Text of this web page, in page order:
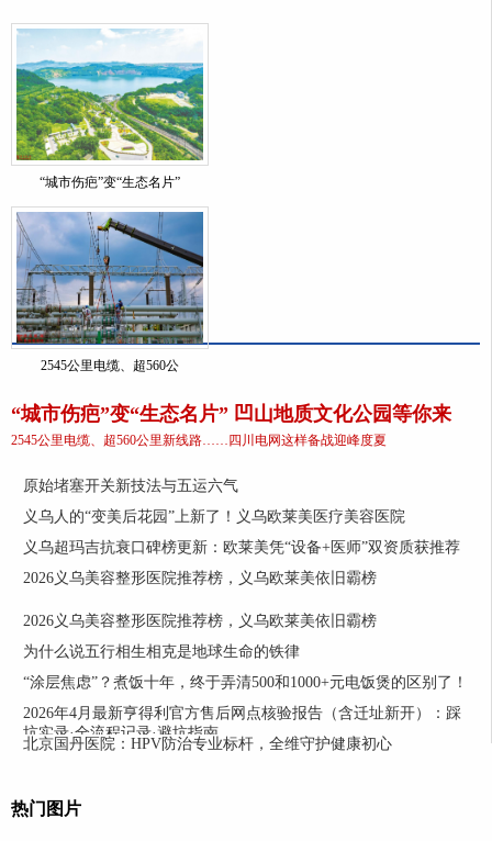
“城市伤疤”变“生态名片”
2545公里电缆、超560公
“城市伤疤”变“生态名片” 凹山地质文化公园等你来
2545公里电缆、超560公里新线路……四川电网这样备战迎峰度夏
原始堵塞开关新技法与五运六气
义乌人的“变美后花园”上新了！义乌欧莱美医疗美容医院
义乌超玛吉抗衰口碑榜更新：欧莱美凭“设备+医师”双资质获推荐
2026义乌美容整形医院推荐榜，义乌欧莱美依旧霸榜
2026义乌美容整形医院推荐榜，义乌欧莱美依旧霸榜
为什么说五行相生相克是地球生命的铁律
“涂层焦虑”？煮饭十年，终于弄清500和1000+元电饭煲的区别了！
2026年4月最新亨得利官方售后网点核验报告（含迁址新开）：踩
坑实录·全流程记录·避坑指南
北京国丹医院：HPV防治专业标杆，全维守护健康初心
热门图片